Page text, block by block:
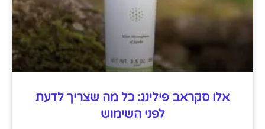
אלו סקראב פילינג: כל מה שצריך לדעת
לפני השימוש